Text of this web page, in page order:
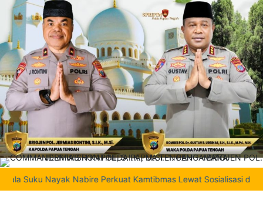
Nayak Nabire Perkuat Kamtibmas Lewat Sosialisasi dan